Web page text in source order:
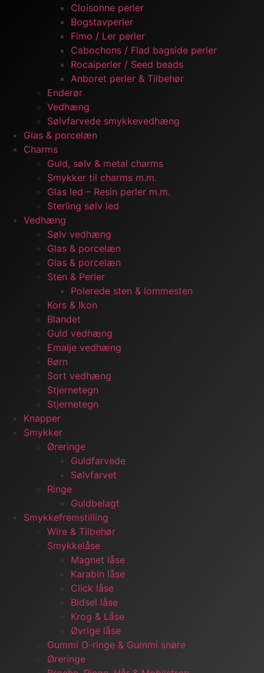
Cloisonne perler
Bogstavperler
Fimo / Ler perler
Cabochons / Flad bagside perler
Rocaiperler / Seed beads
Anboret perler & Tilbehør
Enderør
Vedhæng
Sølvfarvede smykkevedhæng
Glas & porcelæn
Charms
Guld, sølv & metal charms
Smykker til charms m.m.
Glas led – Resin perler m.m.
Sterling sølv led
Vedhæng
Sølv vedhæng
Glas & porcelæn
Glas & porcelæn
Sten & Perler
Polerede sten & lommesten
Kors & Ikon
Blandet
Guld vedhæng
Emalje vedhæng
Børn
Sort vedhæng
Stjernetegn
Stjernetegn
Knapper
Smykker
Øreringe
Guldfarvede
Sølvfarvet
Ringe
Guldbelagt
Smykkefremstilling
Wire & Tilbehør
Smykkelåse
Magnet låse
Karabin låse
Click låse
Bidsel låse
Krog & Låse
Øvrige låse
Gummi O-ringe & Gummi snøre
Øreringe